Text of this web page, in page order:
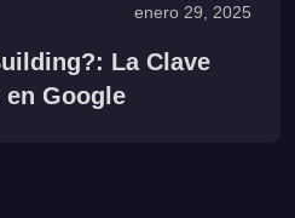
enero 29, 2025
La Clave
Google